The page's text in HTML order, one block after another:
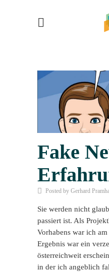
Fake
Posted by Gerhard
Sie werden nicht
passiert ist. Als
Vorhabens war ich
Ergebnis war ein
österreichweit
in der ich angeblich